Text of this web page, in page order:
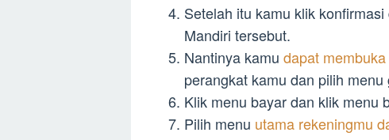
Setelah itu kamu klik
Mandiri tersebut.
Nantinya kamu dapat
perangkat kamu dan pilih menu
Klik menu bayar dan klik menu
Pilih menu utama rekeningmu